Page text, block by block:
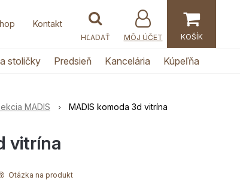
Kontakt
MÔJ ÚČET
stoličky Predsieň Kancelária Kúpeľňa
MADIS MADIS komoda 3d vitrína
vitrína
Otázka na produkt